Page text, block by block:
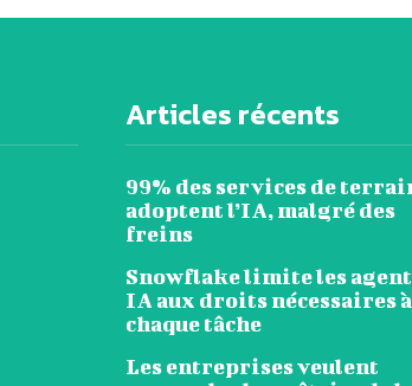
Articles récents
99% des services de
adoptent l’IA, malgré des
freins
Snowflake limite les
IA aux droits nécessaires à
chaque tâche
Les entreprises veulent